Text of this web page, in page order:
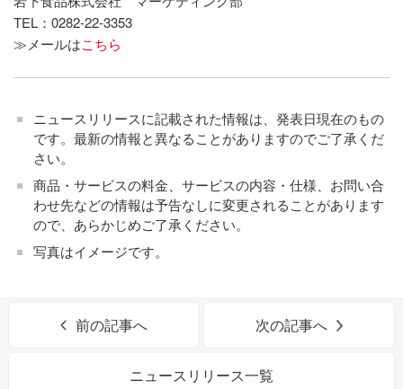
TEL：0282-22-3353
≫メールはこちら
ニュースリリースに記載された情報は、発表日現在のもの
です。最新の情報と異なることがありますのでご了承くだ
さい。
商品・サービスの料金、サービスの内容・仕様、お問い合
わせ先などの情報は予告なしに変更されることがあります
ので、あらかじめご了承ください。
写真はイメージです。
前の記事へ 次の記事へ
ニュースリリース一覧